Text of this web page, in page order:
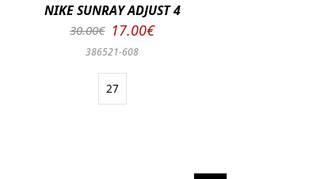
NIKE SUNRAY ADJUST 4
30.00€ 17.00€
386521-608
27